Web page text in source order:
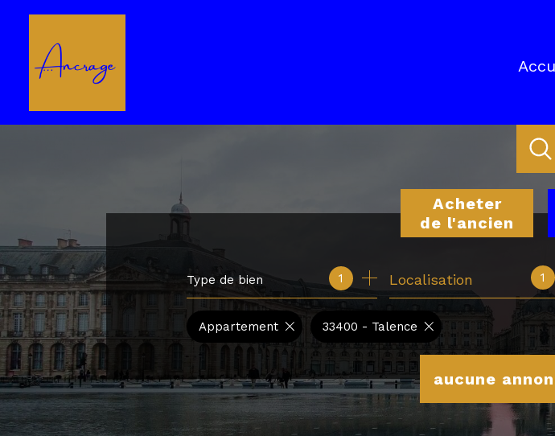
Acheter
de l'ancien
de l'immo pro
Type de bien 1 1
Localisation
aucune
Appartement 33400 - Talence